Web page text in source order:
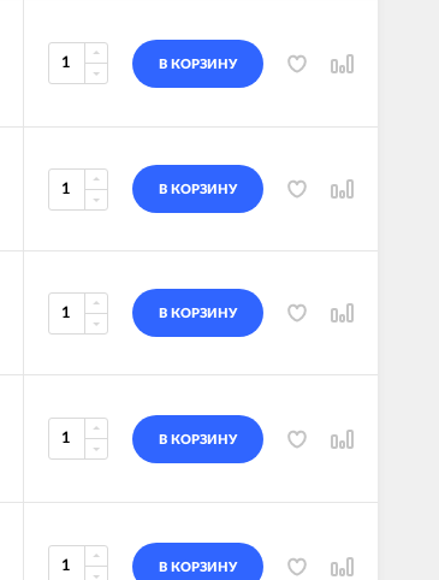
В КОРЗИНУ
В КОРЗИНУ
В КОРЗИНУ
В КОРЗИНУ
В КОРЗИНУ